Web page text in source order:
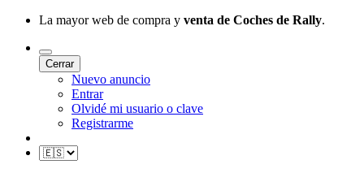
La mayor web de compra y venta de Coches de Rally.
Cerrar
Nuevo anuncio
Entrar
Olvidé mi usuario o clave
Registrarme